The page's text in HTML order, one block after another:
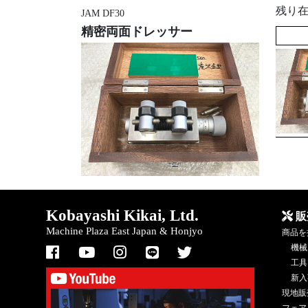
JAM DF30
精密両面ドレッサー
残り
Kobayashi Kikai, Ltd.
Machine Plaza East Japan & Honjyo
販
商品
機械
工具
新
現地